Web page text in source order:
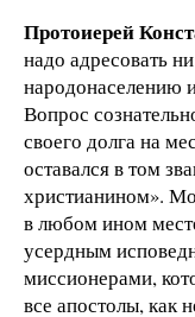
Протоиерей
надо адресовать
народонаселению
Вопрос
своего долга на
оставался в том
христианином».
в любом ином
усердным
миссионерами,
все апостолы, как